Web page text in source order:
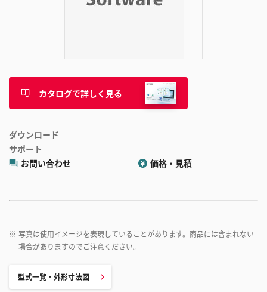
カタログで詳しく見る
ダウンロード
サポート
お問い合わせ
価格・見積
※ 写真は使用イメージを表現していることがあります。商品には含まれない
場合がありますのでご注意ください。
型式一覧・外形寸法図